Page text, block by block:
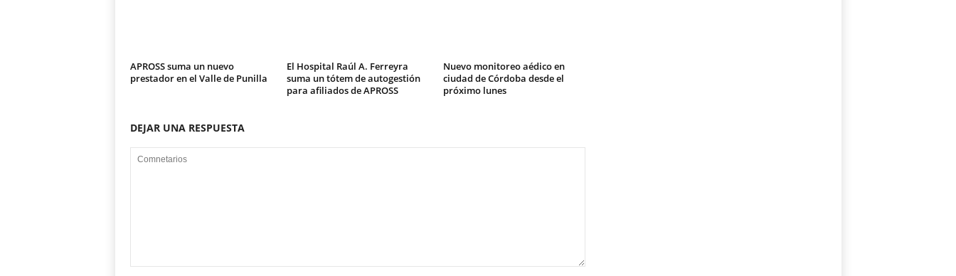
APROSS suma un nuevo
prestador en el Valle de Punilla
El Hospital Raúl A. Ferreyra
suma un tótem de autogestión
para afiliados de APROSS
Nuevo monitoreo aédico en
ciudad de Córdoba desde el
próximo lunes
DEJAR UNA RESPUESTA